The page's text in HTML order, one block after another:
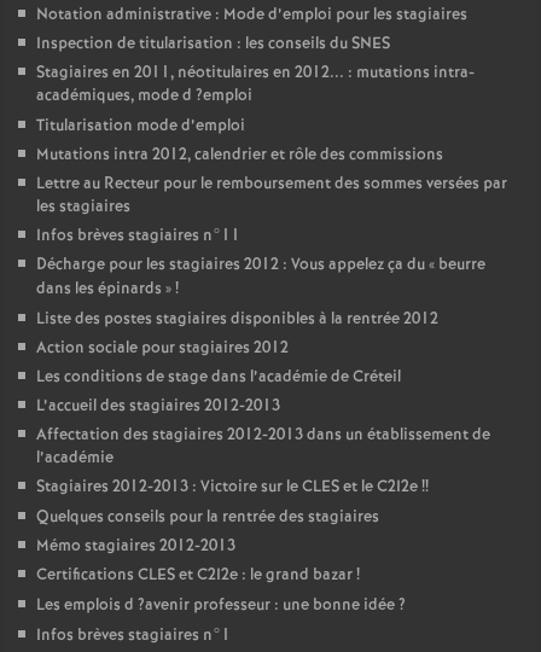
Notation administrative : Mode d’emploi pour les stagiaires
Inspection de titularisation : les conseils duSNES
Stagiaires en 2011, néotitulaires en 2012... : mutations intra-
académiques, mode d ?emploi
Titularisation mode d’emploi
Mutations intra 2012, calendrier et rôle des commissions
Lettre au Recteur pour le remboursement des sommes versées par
les stagiaires
Infos brèves stagiaires n°11
Décharge pour les stagiaires 2012 : Vous appelez ça du « beurre
dans les épinards »!
Liste des postes stagiaires disponibles à la rentrée 2012
Action sociale pour stagiaires 2012
Les conditions de stage dans l’académie de Créteil
L’accueil des stagiaires 2012-2013
Affectation des stagiaires 2012-2013 dans un établissement de
l’académie
Stagiaires 2012-2013 : Victoire sur leCLESet le C2I2e!!
Quelques conseils pour la rentrée des stagiaires
Mémo stagiaires 2012-2013
Certifications CLESet C2I2e : le grand bazar!
Les emplois d ?avenir professeur : une bonne idée?
Infos brèves stagiaires n°1